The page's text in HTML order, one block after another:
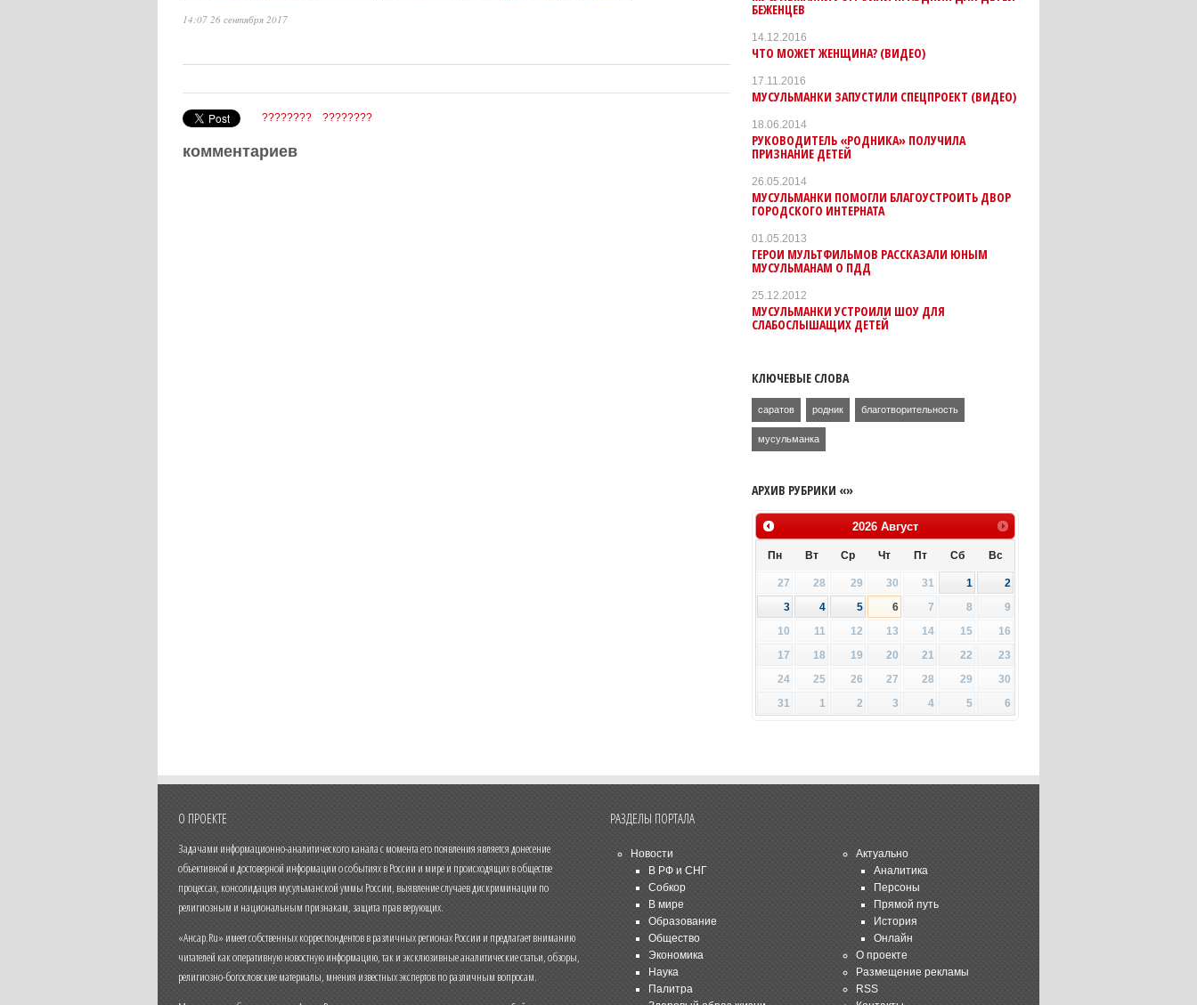
14:07 26 сентября 2017
???????? ????????
комментариев
БЕЖЕНЦЕВ
14.12.2016
ЧТО МОЖЕТ ЖЕНЩИНА? (ВИДЕО)
17.11.2016
МУСУЛЬМАНКИ ЗАПУСТИЛИ СПЕЦПРОЕКТ (ВИДЕО)
18.06.2014
РУКОВОДИТЕЛЬ «РОДНИКА» ПОЛУЧИЛА
ПРИЗНАНИЕ ДЕТЕЙ
26.05.2014
МУСУЛЬМАНКИ ПОМОГЛИ БЛАГОУСТРОИТЬ ДВОР
ГОРОДСКОГО ИНТЕРНАТА
01.05.2013
ГЕРОИ МУЛЬТФИЛЬМОВ РАССКАЗАЛИ ЮНЫМ
МУСУЛЬМАНАМ О ПДД
25.12.2012
МУСУЛЬМАНКИ УСТРОИЛИ ШОУ ДЛЯ
СЛАБОСЛЫШАЩИХ ДЕТЕЙ
КЛЮЧЕВЫЕ СЛОВА
саратов родник благотворительность
мусульманка
АРХИВ РУБРИКИ «»
2026 Август
Пн Вт Ср Чт Пт Сб Вс
27 28 29 30 31 1
2
3
4 5 6 7 8
9
10
11 12 13 14 15
16
17
18 19 20 21 22
23
24
25 26 27 28 29
30
31
1 2 3 4 5 6
О ПРОЕКТЕ
Задачами информационно-аналитического канала с момента его появления является донесение
объективной и достоверной информации о событиях в России и мире и происходящих в обществе
процессах, консолидация мусульманской уммы России, выявление случаев дискриминации по
религиозным и национальным признакам, защита прав верующих.
«Ансар.Ru» имеет собственных корреспондентов в различных регионах России и предлагает вниманию
читателей как оперативную новостную информацию, так и эксклюзивные аналитические статьи, обзоры,
религиозно-богословские материалы, мнения известных экспертов по различным вопросам.
РАЗДЕЛЫ ПОРТАЛА
Новости
В РФ и СНГ
Собкор
В мире
Образование
Общество
Экономика
Наука
Палитра
Актуально
Аналитика
Персоны
Прямой путь
История
Онлайн
О проекте
Размещение рекламы
RSS